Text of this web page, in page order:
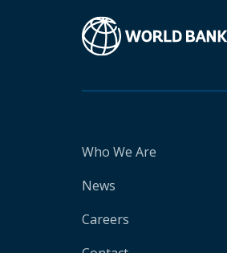
Who We Are
News
Careers